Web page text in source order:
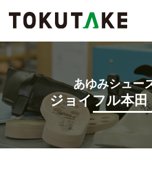
あゆみシュー
ジョイフル本